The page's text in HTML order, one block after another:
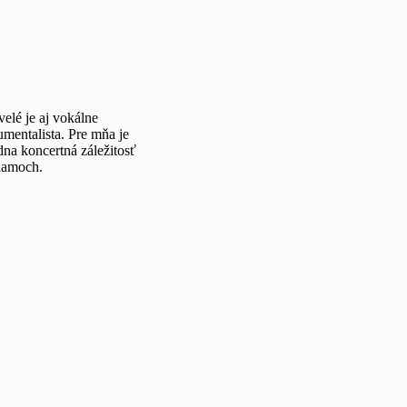
je aj vokálne
Pre mňa je
koncertná záležitosť